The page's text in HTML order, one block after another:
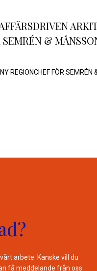
&
REGIONCHEF FÖR SEMRÉN
arbete. Kanske vill du
få meddelande från oss